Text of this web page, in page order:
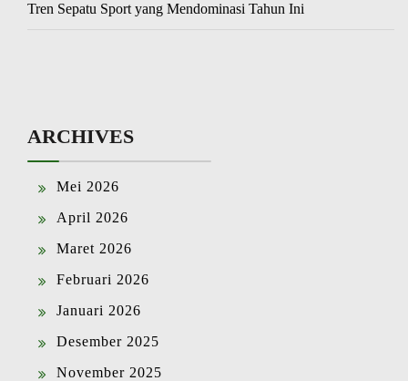
Tren Sepatu Sport yang Mendominasi Tahun Ini
ARCHIVES
Mei 2026
April 2026
Maret 2026
Februari 2026
Januari 2026
Desember 2025
November 2025